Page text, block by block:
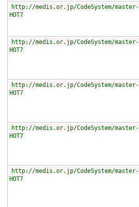
http://medis.or.jp/CodeSystem/master-
HOT7
http://medis.or.jp/CodeSystem/master-
HOT7
http://medis.or.jp/CodeSystem/master-
HOT7
http://medis.or.jp/CodeSystem/master-
HOT7
http://medis.or.jp/CodeSystem/master-
HOT7